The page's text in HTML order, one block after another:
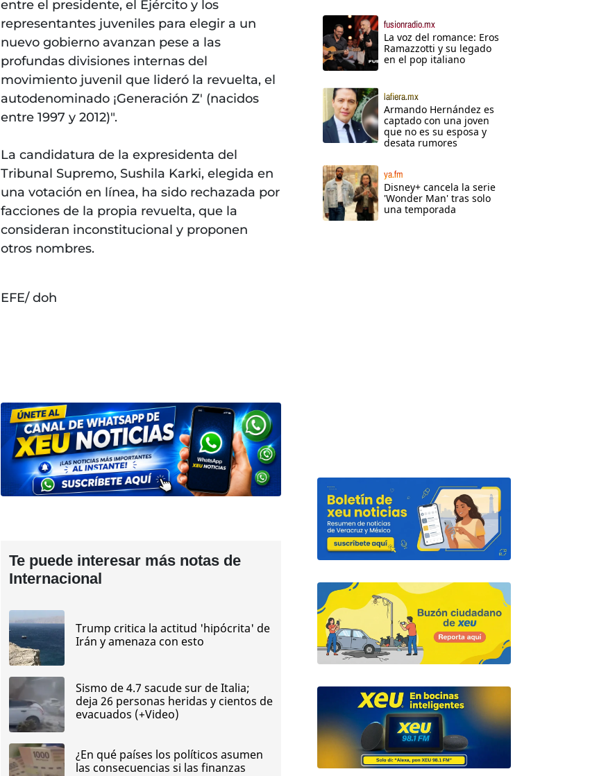
entre el presidente, el Ejército y los
representantes juveniles para elegir a un
nuevo gobierno avanzan pese a las
profundas divisiones internas del
movimiento juvenil que lideró la revuelta, el
autodenominado ¡Generación Z' (nacidos
entre 1997 y 2012)".
La candidatura de la expresidenta del
Tribunal Supremo, Sushila Karki, elegida en
una votación en línea, ha sido rechazada por
facciones de la propia revuelta, que la
consideran inconstitucional y proponen
otros nombres.
EFE/ doh
Te puede interesar más notas de
Internacional
Trump critica la actitud 'hipócrita' de
Irán y amenaza con esto
Sismo de 4.7 sacude sur de Italia;
deja 26 personas heridas y cientos de
evacuados (+Video)
¿En qué países los políticos asumen
las consecuencias si las finanzas
fusionradio.mx
La voz del romance: Eros
Ramazzotti y su legado
en el pop italiano
lafiera.mx
Armando Hernández es
captado con una joven
que no es su esposa y
desata rumores
ya.fm
Disney+ cancela la serie
'Wonder Man' tras solo
una temporada